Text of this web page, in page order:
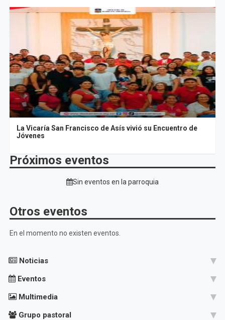
La Vicaría San Francisco de Asís vivió su Encuentro de
Jóvenes
Próximos eventos
Sin eventos en la parroquia
Otros eventos
En el momento no existen eventos.
Noticias
Eventos
Multimedia
Grupo pastoral